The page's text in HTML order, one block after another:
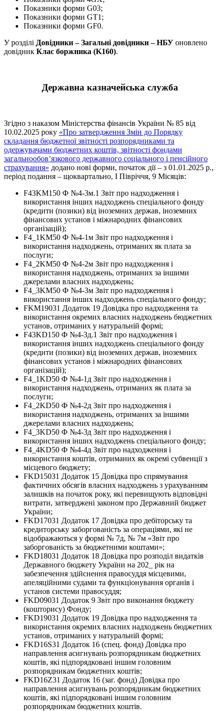
Показники форми G03;
Показники форми GT1;
Показники форми GF0.
У розділі Довідники – Загальні довідники – НБУ оновлено
довідник Клас боржника (K160).
Державна казначейська служба
Згідно з наказом Міністерства фінансів України № 85 від
10.02.2025 року «Про затвердження Змін до Порядку
складання бюджетної звітності розпорядниками та
одержувачами бюджетних коштів, звітності фондами
загальнообов’язкового державного соціального і пенсійного
страхування» додано нові форми, початок дії – з 01.01.2025 р.,
період подання – щоквартально, І Півріччя, 9 Місяців:
F43KM150 Ф №4-3м.1 Звіт про надходження і
використання інших надходжень спеціального фонду
(кредити (позики) від іноземних держав, іноземних
фінансових установ і міжнародних фінансових
організацій);
F4_1KM50 Ф №4-1м Звіт про надходження і
використання надходжень, отриманих як плата за
послуги;
F4_2KM50 Ф №4-2м Звіт про надходження і
використання надходжень, отриманих за іншими
джерелами власних надходжень;
F4_3KM50 Ф №4-3м Звіт про надходження і
використання інших надходжень спеціального фонду;
FKM19031 Додаток 19 Довідка про надходження та
використання окремих власних надходжень бюджетних
установ, отриманих у натуральній формі;
F43KD150 Ф №4-3д.1 Звіт про надходження і
використання інших надходжень спеціального фонду
(кредити (позики) від іноземних держав, іноземних
фінансових установ і міжнародних фінансових
організацій);
F4_1KD50 Ф №4-1д Звіт про надходження і
використання надходжень, отриманих як плата за
послуги;
F4_2KD50 Ф №4-2д Звіт про надходження і
використання надходжень, отриманих за іншими
джерелами власних надходжень;
F4_3KD50 Ф №4-3д Звіт про надходження і
використання інших надходжень спеціального фонду;
F4_4KD50 Ф №4-4д Звіт про надходження і
використання коштів, отриманих як окремі субвенції з
місцевого бюджету;
FKD15031 Додаток 15 Довідка про спрямування
фактичних обсягів власних надходжень з урахуванням
залишків на початок року, які перевищують відповідні
витрати, затверджені законом про Державний бюджет
України;
FKD17031 Додаток 17 Довідка про дебіторську та
кредиторську заборгованість за операціями, які не
відображаються у формі № 7д, № 7м «Звіт про
заборгованість за бюджетними коштами»;
FKD18031 Додаток 18 Довідка про розподіл видатків
Державного бюджету України на 202_ рік на
забезпечення здійснення правосуддя місцевими,
апеляційними судами та функціонування органів і
установ системи правосуддя;
FKD09031 Додаток 9 Звіт про виконання бюджету
(кошторису) Фонду;
FKD19031 Додаток 19 Довідка про надходження та
використання окремих власних надходжень бюджетних
установ, отриманих у натуральній формі;
FKD16S31 Додаток 16 (спец. фонд) Довідка про
направлення асигнувань розпорядникам бюджетних
коштів, які підпорядковані іншим головним
розпорядникам бюджетних коштів;
FKD16Z31 Додаток 16 (заг. фонд) Довідка про
направлення асигнувань розпорядникам бюджетних
коштів, які підпорядковані іншим головним
розпорядникам бюджетних коштів.